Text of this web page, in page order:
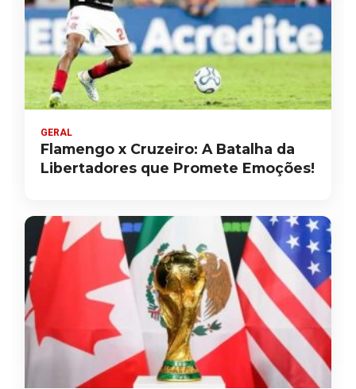
GERAL
Flamengo x Cruzeiro: A Batalha da
Libertadores que Promete Emoções!